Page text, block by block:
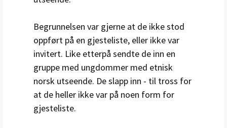
Begrunnelsen var gjerne at de ikke stod
oppført på en gjesteliste, eller ikke var
invitert. Like etterpå sendte de inn en
gruppe med ungdommer med etnisk
norsk utseende. De slapp inn - til tross for
at de heller ikke var på noen form for
gjesteliste.